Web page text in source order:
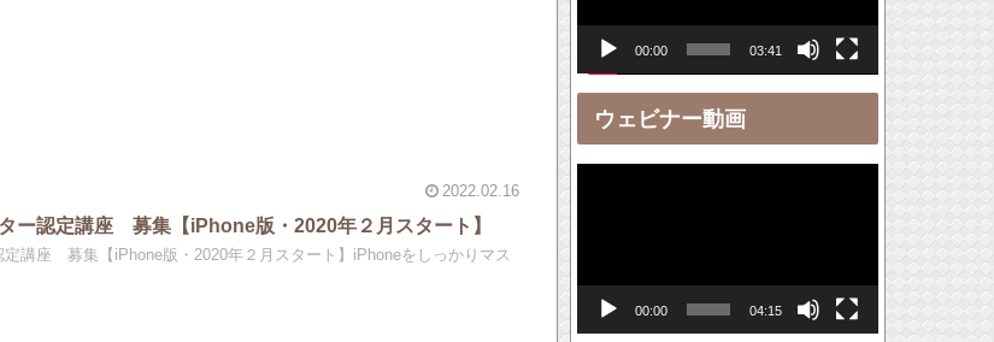
2022.02.16
ー認定講座 募集【iPhone版・2020年２月スタート】
定講座 募集【iPhone版・2020年２月スタート】iPhoneをしっかりマス
レ
ヤ
00:00 03:41
ウェビナー動画
レ
00:00 04:15